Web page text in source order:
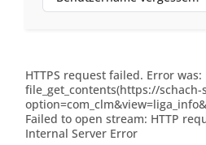
HTTPS request failed. Error was:
file_get_contents(https://
Failed to open stream: HTTP
Internal Server Error